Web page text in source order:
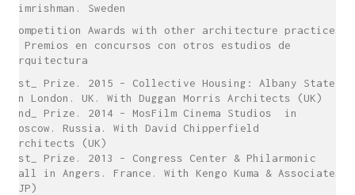
Simrishman. Sweden
Competition Awards with other architecture practices
/ Premios en concursos con otros estudios de
arquitectura
1st_ Prize. 2015 – Collective Housing: Albany State
in London. UK. With Duggan Morris Architects (UK)
2nd_ Prize. 2014 – MosFilm Cinema Studios in
Moscow. Russia. With David Chipperfield
Architects (UK)
1st_ Prize. 2013 – Congress Center & Philarmonic
Hall in Angers. France. With Kengo Kuma & Associates
(JP)